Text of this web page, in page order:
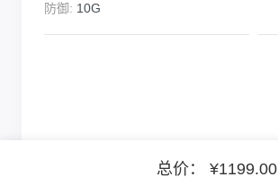
防御: 10G
总价： ¥1199.00